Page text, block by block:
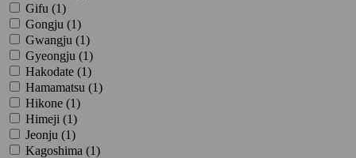
Gifu (1)
Gongju (1)
Gwangju (1)
Gyeongju (1)
Hakodate (1)
Hamamatsu (1)
Hikone (1)
Himeji (1)
Jeonju (1)
Kagoshima (1)